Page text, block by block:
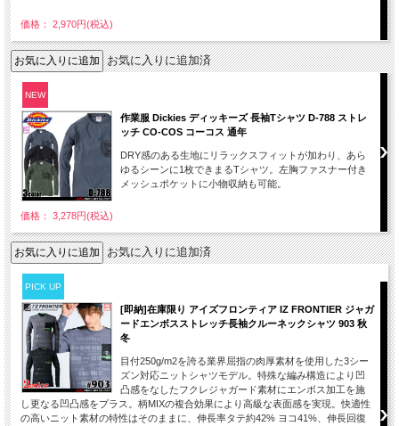
価格： 2,970円(税込)
お気に入りに追加済
NEW
作業服 Dickies ディッキーズ 長袖Tシャツ D-788 ストレ
ッチ CO-COS コーコス 通年
DRY感のある生地にリラックスフィットが加わり、あら
ゆるシーンに1枚できまるTシャツ。左胸ファスナー付き
メッシュポケットに小物収納も可能。
価格： 3,278円(税込)
お気に入りに追加済
PICK UP
[即納]在庫限り アイズフロンティア IZ FRONTIER ジャガ
ードエンボスストレッチ長袖クルーネックシャツ 903 秋
冬
目付250g/m2を誇る業界屈指の肉厚素材を使用した3シー
ズン対応ニットシャツモデル。特殊な編み構造により凹
凸感をなしたフクレジャガード素材にエンボス加工を施
し更なる凹凸感をプラス。柄MIXの複合効果により高級な表面感を実現。快適性
の高いニット素材の特性はそのままに、伸長率タテ約42% ヨコ41%、伸長回復